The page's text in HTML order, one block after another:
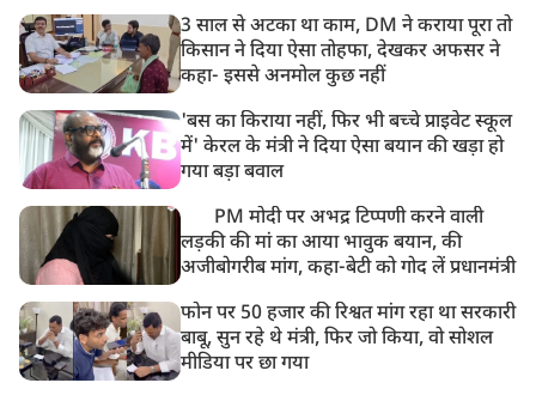
8:19 AM
PM मोदी आज IIT दिल्ली के दीक्षांत समारोह में शामिल होंगे
3 साल से अटका था काम, DM ने कराया पूरा तो
किसान ने दिया ऐसा तोहफा, देखकर अफसर ने
कहा- इससे अनमोल कुछ नहीं
'बस का किराया नहीं, फिर भी बच्चे प्राइवेट स्कूल
में' केरल के मंत्री ने दिया ऐसा बयान की खड़ा हो
गया बड़ा बवाल
PM मोदी पर अभद्र टिप्पणी करने वाली
लड़की की मां का आया भावुक बयान, की
अजीबोगरीब मांग, कहा-बेटी को गोद लें प्रधानमंत्री
फोन पर 50 हजार की रिश्वत मांग रहा था सरकारी
बाबू, सुन रहे थे मंत्री, फिर जो किया, वो सोशल
मीडिया पर छा गया